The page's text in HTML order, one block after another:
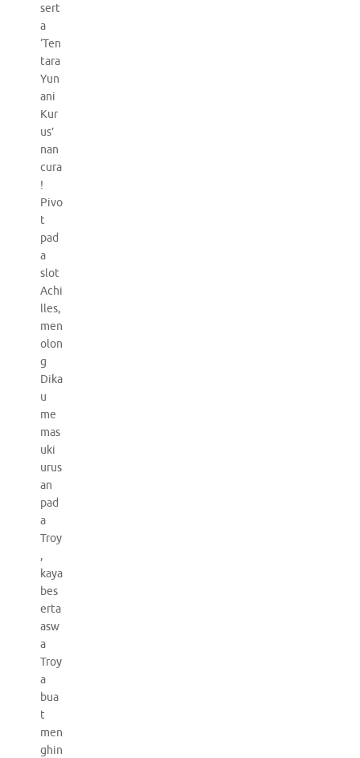
sert
a
‘Ten
tara
Yun
ani
Kur
us’
nan
cura
!
Pivo
t
pad
a
slot
Achi
lles,
men
olon
g
Dika
u
me
mas
uki
urus
an
pad
a
Troy
,
kaya
bes
erta
asw
a
Troy
a
bua
t
men
ghin